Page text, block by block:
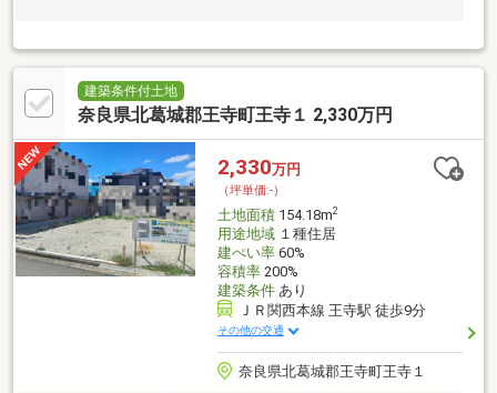
建築条件付土地
奈良県北葛城郡王寺町王寺１ 2,330万円
2,330万円
（坪単価:-）
土地面積154.18m2
用途地域１種住居
建ぺい率60%
容積率200%
建築条件あり
ＪＲ関西本線 王寺駅 徒歩9分
その他の交通
奈良県北葛城郡王寺町王寺１